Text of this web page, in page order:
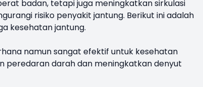
badan, tetapi juga meningkatkan sirkulasi
risiko penyakit jantung. Berikut ini adalah
kesehatan jantung.
namun sangat efektif untuk kesehatan
peredaran darah dan meningkatkan denyut